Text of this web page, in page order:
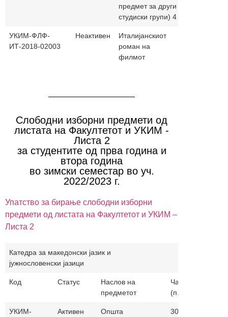
предмет за други
студиски групи) 4
УКИМ-ФЛФ-
ИТ-2018-02003
Неактивен
Италијанскиот
роман на
филмот
Слободни изборни предмети од
листата на Факултетот и УКИМ -
Листа 2
за студентите од прва година и
втора година
во зимски семестар во уч.
2022/2023 г.
Упатство за бирање слободни изборни
предмети од листата на Факултетот и УКИМ –
Листа 2
Катедра за македонски јазик и
јужнословенски јазици
Код Статус
Наслов на
предметот
Часови
(п.+в.)
УКИМ-
Активен
Општа
30+30